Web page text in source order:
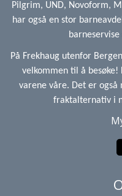
Pilgrim, UND, Novoform,
har også en stor
På Frekhaug utenfor
velkommen til å
varene våre. Det er også
fraktalternativ i